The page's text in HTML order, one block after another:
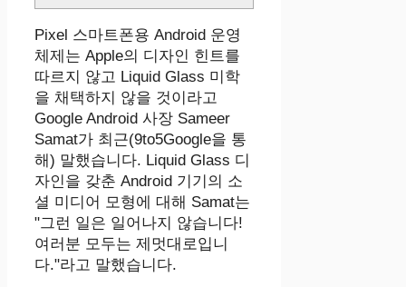
Pixel 스마트폰용 Android 운영
체제는 Apple의 디자인 힌트를
따르지 않고 Liquid Glass 미학
을 채택하지 않을 것이라고
Google Android 사장 Sameer
Samat가 최근(9to5Google을 통
해) 말했습니다. Liquid Glass 디
자인을 갖춘 Android 기기의 소
셜 미디어 모형에 대해 Samat는
"그런 일은 일어나지 않습니다!
여러분 모두는 제멋대로입니
다."라고 말했습니다.